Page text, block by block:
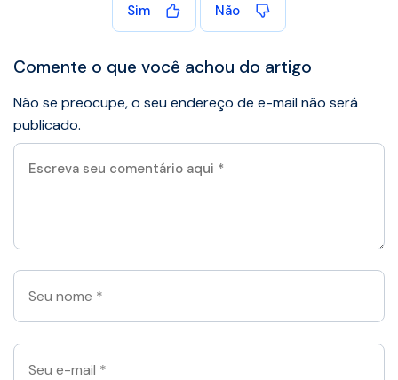
Sim Não
Comente o que você achou do artigo
Não se preocupe, o seu endereço de e-mail não será
publicado.
Escreva
seu
Seu
nome
*
Seu
e-